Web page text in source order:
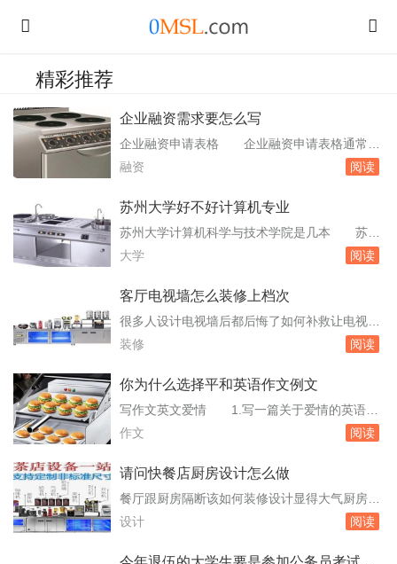
精彩推荐
企业融资需求要怎么写
企业融资申请表格 企业融资申请表格通常包
括以下几个部分：企业基本信息：这部分包括企
话、经营范围、注册资本、成立时间等。融资需
限、融资的具体用途以及还款来源。企业财务状
况：提供企业的资产。创业计划书企业概况怎么
融资 阅读
苏州大学好不好计算机专业
苏州大学计算机科学与技术学院是几本 苏州
大学的本三包括文正学院和应用技术学院，其余
药、还有成教生的氏旅没，至于镇陵本急我真是
计算机貌似挺强的，俺就歼纳是苏大的。苏州大
学王牌专业有哪些 苏州大学坐落于素有“人
大学 阅读
客厅电视墙怎么装修上档次
很多人设计电视墙后都后悔了如何补救让电视墙
更实用 有使用软装修的方式、增加装饰品、
使用现在流行的软装修的方式，用心仪的壁纸，
用就不太大了。这个时候可以把它作为一种隔
断，在上面悬挂上比较有档次的油画或者仿油
装修 阅读
你为什么选择平和英语作文例文
写作文英文爱情 1.写一篇关于爱情的英语作
文ThePositiveMeaningsofLoveWe''dliketoshare
meanstha。选择的人不知所措的人看看大海吧J
作文 阅读
请问快餐店厨房设计怎么做
餐厅跟厨房隔断该如何装修设计显得大气厨房与
餐厅设计效果哪种 餐厅厨房的隔断是一个技
关利用更为广泛。住房面积小，餐厅只能跟客厅
设计 阅读